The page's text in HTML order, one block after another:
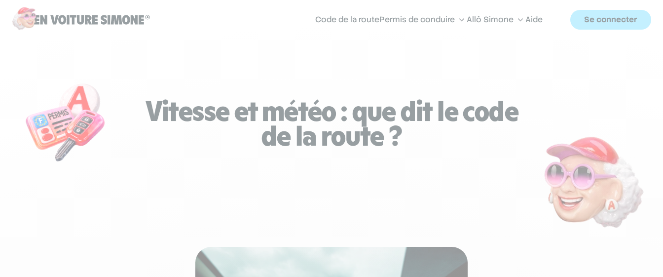
Code de la routePermis de conduire Allô Simone Aide Se connecter
Vitesse et météo : que dit le code
de la route ?